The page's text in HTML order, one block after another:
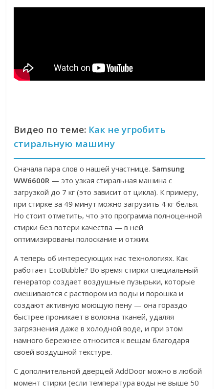
Видео по теме: Как не угробить
стиральную машину
Сначала пара слов о нашей участнице. Samsung
WW6600R — это узкая стиральная машина с
загрузкой до 7 кг (это зависит от цикла). К примеру,
при стирке за 49 минут можно загрузить 4 кг белья.
Но стоит отметить, что это программа полноценной
стирки без потери качества — в ней
оптимизированы полоскание и отжим.
А теперь об интересующих нас технологиях. Как
работает EcoBubble? Во время стирки специальный
генератор создает воздушные пузырьки, которые
смешиваются с раствором из воды и порошка и
создают активную моющую пену — она гораздо
быстрее проникает в волокна тканей, удаляя
загрязнения даже в холодной воде, и при этом
намного бережнее относится к вещам благодаря
своей воздушной текстуре.
С дополнительной дверцей AddDoor можно в любой
момент стирки (если температура воды не выше 50